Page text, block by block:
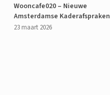
Wooncafe020 – Nieuwe
Amsterdamse Kaderafspraken
23 maart 2026